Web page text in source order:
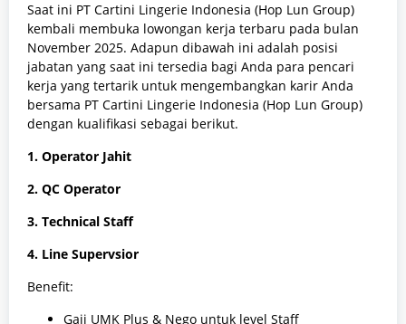
Saat ini PT Cartini Lingerie Indonesia (Hop Lun Group)
kembali membuka lowongan kerja terbaru pada bulan
November 2025. Adapun dibawah ini adalah posisi
jabatan yang saat ini tersedia bagi Anda para pencari
kerja yang tertarik untuk mengembangkan karir Anda
bersama PT Cartini Lingerie Indonesia (Hop Lun Group)
dengan kualifikasi sebagai berikut.
1. Operator Jahit
2. QC Operator
3. Technical Staff
4. Line Supervsior
Benefit:
Gaji UMK Plus & Nego untuk level Staff